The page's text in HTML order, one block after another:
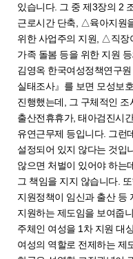
있습니다. 그 중 제3장의 2
근로시간 단축, △육아지원
위한 사업주의 지원, △직장
가족 돌봄 등을 위한 지원
김영옥 한국여성정책연구
실태조사』를 보면 모성보
진행했는데, 그 구체적인
출산전휴휴가, 태아검진시
유연근무제 등입니다. 그런
설정되어 있지 않다는 것입
않으면 처벌이 있어야 하는
그 책임을 지지 않습니다.
지원정책이 임신과 출산 등
지원하는 제도임을 보여줍
주체인 여성을 1차 지원 대
여성의 역할로 전제하는 제